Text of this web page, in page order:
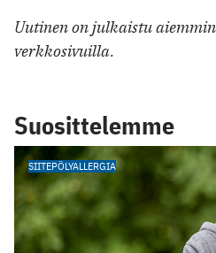
Uutinen on julkaistu
verkkosivuilla.
Suosittelemme
SIITEPÖLYALLERGIA